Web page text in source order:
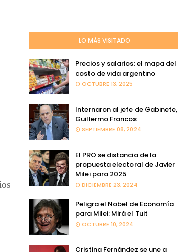
LO MÁS VISITADO
Precios y salarios: el mapa del
costo de vida argentino
OCTUBRE 13, 2025
Internaron al jefe de Gabinete,
Guillermo Francos
SEPTIEMBRE 08, 2024
El PRO se distancia de la
propuesta electoral de Javier
Milei para 2025
DICIEMBRE 23, 2024
Peligra el Nobel de Economía
para Milei: Mirá el Tuit
OCTUBRE 10, 2024
Cristina Fernández se une a